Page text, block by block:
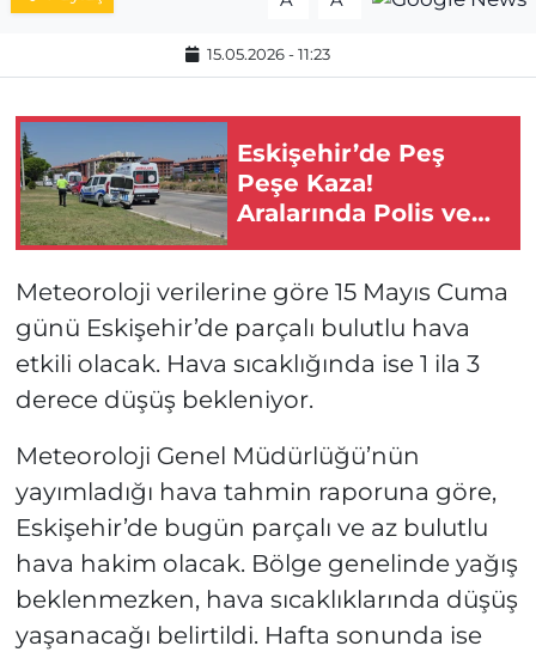
15.05.2026 - 11:23
Eskişehir’de Peş
Peşe Kaza!
Aralarında Polis ve
Bekçinin de
Sayıda Yaralı Var!
Meteoroloji verilerine göre 15 Mayıs Cuma
günü Eskişehir’de parçalı bulutlu hava
etkili olacak. Hava sıcaklığında ise 1 ila 3
derece düşüş bekleniyor.
Meteoroloji Genel Müdürlüğü’nün
yayımladığı hava tahmin raporuna göre,
Eskişehir’de bugün parçalı ve az bulutlu
hava hakim olacak. Bölge genelinde yağış
beklenmezken, hava sıcaklıklarında düşüş
yaşanacağı belirtildi. Hafta sonunda ise